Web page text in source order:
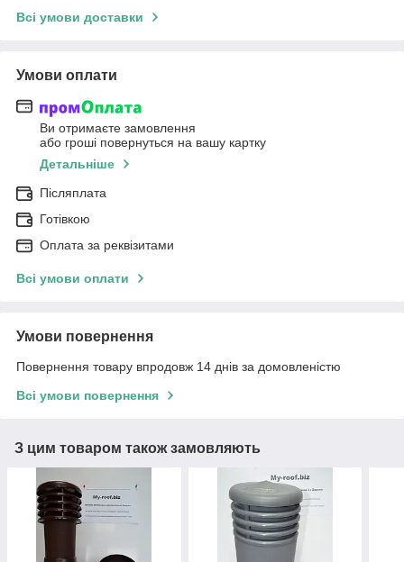
Всі умови доставки
Умови оплати
Ви отримаєте замовлення
або гроші повернуться на вашу картку
Детальніше
Післяплата
Готівкою
Оплата за реквізитами
Всі умови оплати
Умови повернення
Повернення товару впродовж 14 днів за домовленістю
Всі умови повернення
З цим товаром також замовляють